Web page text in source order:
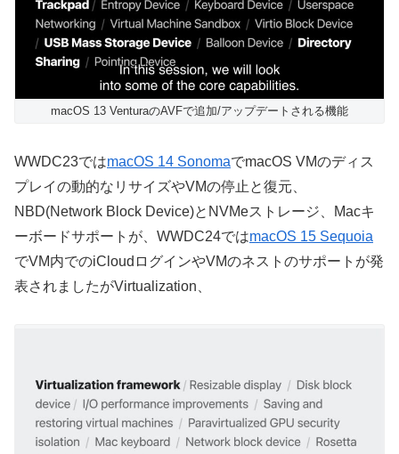
macOS 13 VenturaのAVFで追加/アップデートされる機能
WWDC23ではmacOS 14 SonomaでmacOS VMのディス
プレイの動的なリサイズやVMの停止と復元、
NBD(Network Block Device)とNVMeストレージ、Macキ
ーボードサポートが、WWDC24ではmacOS 15 Sequoia
でVM内でのiCloudログインやVMのネストのサポートが発
表されましたがVirtualization、